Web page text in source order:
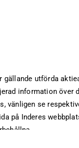
gällande utförda
information över
vänligen se
på Inderes